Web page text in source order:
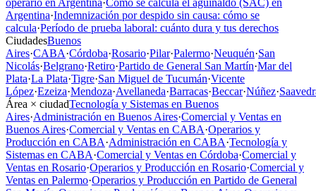
operario en Argentina·Cómo se calcula el aguinaldo (SAC) en
Argentina·Indemnización por despido sin causa: cómo se
calcula·Período de prueba laboral: cuánto dura y tus derechos
CiudadesBuenos
Aires·CABA·Córdoba·Rosario·Pilar·Palermo·Neuquén·San
Nicolás·Belgrano·Retiro·Partido de General San Martín·Mar del
Plata·La Plata·Tigre·San Miguel de Tucumán·Vicente
López·Ezeiza·Mendoza·Avellaneda·Barracas·Beccar·Núñez·
Área × ciudadTecnología y Sistemas en Buenos
Aires·Administración en Buenos Aires·Comercial y Ventas en
Buenos Aires·Comercial y Ventas en CABA·Operarios y
Producción en CABA·Administración en CABA·Tecnología y
Sistemas en CABA·Comercial y Ventas en Córdoba·Comercial y
Ventas en Rosario·Operarios y Producción en Rosario·Comercial y
Ventas en Palermo·Operarios y Producción en Partido de General